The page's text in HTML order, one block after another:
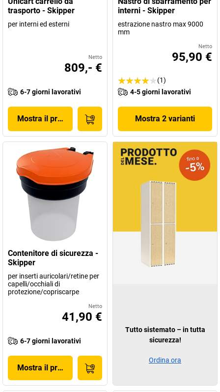
trasporto - Skipper
per interni ed esterni
Netto
809,- €
6-7 giorni lavorativi
Mostra il prodotto
interni - Skipper
estrazione nastro max 9000
mm
Netto
95,90 €
(1)
4-5 giorni lavorativi
Mostra 2 varianti
Contenitore di sicurezza -
Skipper
per inserti auricolari/retine per
capelli/occhiali di
protezione/copriscarpe
Netto
41,90 €
6-7 giorni lavorativi
Mostra il prodotto
Tutto sistemato – in tutta
sicurezza!
Ordina ora